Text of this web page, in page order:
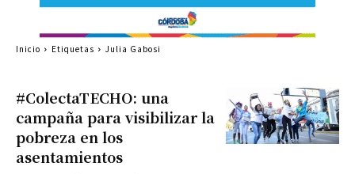
#ColectaTECHO: una
campaña para visibilizar la
pobreza en los
asentamientos
Inicio Etiquetas Julia Gabosi